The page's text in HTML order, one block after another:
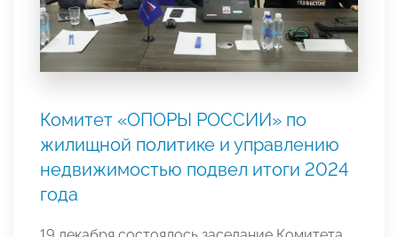
Комитет «ОПОРЫ РОССИИ» по
жилищной политике и управлению
недвижимостью подвел итоги 2024
года